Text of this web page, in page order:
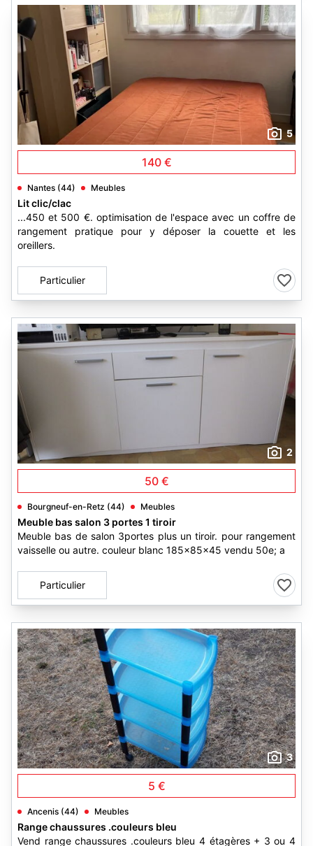
5
140 €
Nantes (44) Meubles
Lit clic/clac
...450 et 500 €. optimisation de l'espace avec un coffre de
rangement pratique pour y déposer la couette et les
oreillers.
Particulier
2
50 €
Bourgneuf-en-Retz (44) Meubles
Meuble bas salon 3 portes 1 tiroir
Meuble bas de salon 3portes plus un tiroir. pour rangement
vaisselle ou autre. couleur blanc 185x85x45 vendu 50e; a
Particulier
3
5 €
Ancenis (44) Meubles
Range chaussures .couleurs bleu
Vend range chaussures .couleurs bleu 4 étagères + 3 ou 4